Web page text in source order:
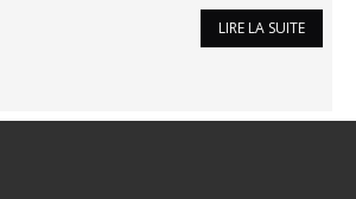
LIRE LA SUITE